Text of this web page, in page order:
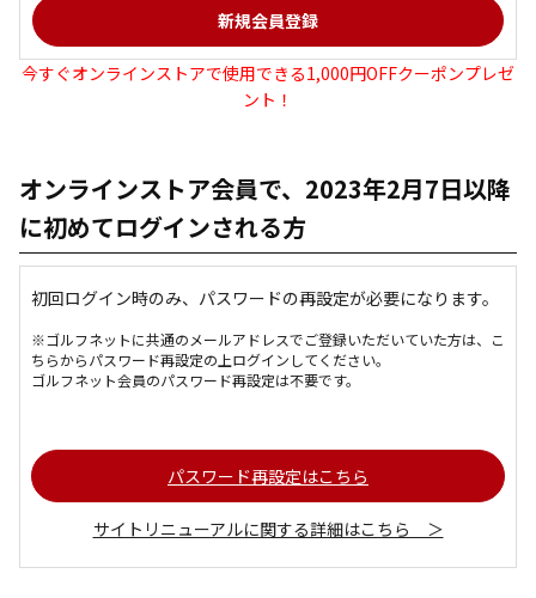
今すぐオンラインストアで使用できる1,000円OFFクーポンプレゼ
ント！
オンラインストア会員で、2023年2月7日以降
に初めてログインされる方
初回ログイン時のみ、パスワードの再設定が必要になります。
※ゴルフネットに共通のメールアドレスでご登録いただいていた方は、こ
ちらからパスワード再設定の上ログインしてください。
ゴルフネット会員のパスワード再設定は不要です。
パスワード再設定はこちら
サイトリニューアルに関する詳細はこちら ＞